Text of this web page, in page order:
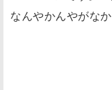
なんやかんやがな